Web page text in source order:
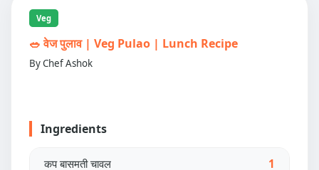
Veg
🥗 वेज पुलाव | Veg Pulao | Lunch Recipe
By Chef Ashok
Ingredients
कप बासमती चावल 1